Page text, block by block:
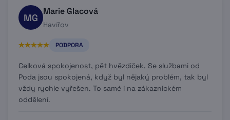
MG
Marie Glacová
Havířov
PODPORA
Celková spokojenost, pět hvězdiček. Se službami od
Poda jsou spokojená, když byl nějaký problém, tak byl
vždy rychle vyřešen. To samé i na zákaznickém
oddělení.